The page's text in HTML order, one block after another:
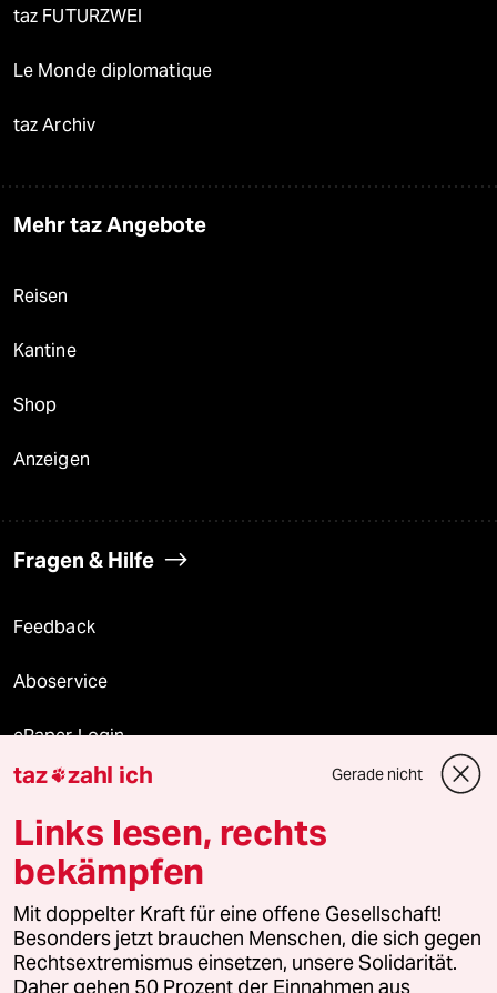
taz FUTURZWEI
Le Monde diplomatique
taz Archiv
Mehr taz Angebote
Reisen
Kantine
Shop
Anzeigen
Fragen & Hilfe
Feedback
Aboservice
ePaper Login
Downloads für Abonnierende
© 2026 taz Verlags und Vertriebs GmbH
Alle Rechte vorbehalten. Bei rechtlichen Fragen oder für Genehmigungen
wenden Sie sich bitte an lizenzen@taz.de
taz zahl ich Gerade nicht
Links lesen, rechts
bekämpfen
Mit doppelter Kraft für eine offene Gesellschaft!
Besonders jetzt brauchen Menschen, die sich gegen
Rechtsextremismus einsetzen, unsere Solidarität.
Daher gehen 50 Prozent der Einnahmen aus